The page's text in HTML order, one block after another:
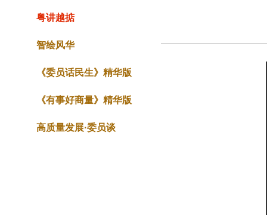
粤讲越掂
智绘风华
《委员话民生》精华版
《有事好商量》精华版
高质量发展·委员谈